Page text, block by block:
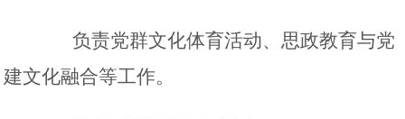
负责党群文化体育活动、思政教育与党
建文化融合等工作。